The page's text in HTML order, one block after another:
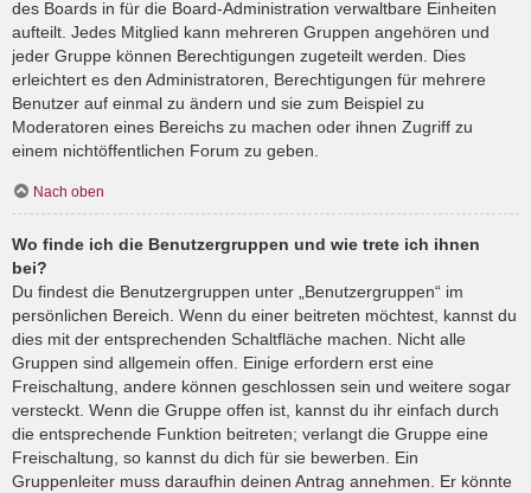
des Boards in für die Board-Administration verwaltbare Einheiten
aufteilt. Jedes Mitglied kann mehreren Gruppen angehören und
jeder Gruppe können Berechtigungen zugeteilt werden. Dies
erleichtert es den Administratoren, Berechtigungen für mehrere
Benutzer auf einmal zu ändern und sie zum Beispiel zu
Moderatoren eines Bereichs zu machen oder ihnen Zugriff zu
einem nichtöffentlichen Forum zu geben.
Nach oben
Wo finde ich die Benutzergruppen und wie trete ich ihnen
bei?
Du findest die Benutzergruppen unter „Benutzergruppen“ im
persönlichen Bereich. Wenn du einer beitreten möchtest, kannst du
dies mit der entsprechenden Schaltfläche machen. Nicht alle
Gruppen sind allgemein offen. Einige erfordern erst eine
Freischaltung, andere können geschlossen sein und weitere sogar
versteckt. Wenn die Gruppe offen ist, kannst du ihr einfach durch
die entsprechende Funktion beitreten; verlangt die Gruppe eine
Freischaltung, so kannst du dich für sie bewerben. Ein
Gruppenleiter muss daraufhin deinen Antrag annehmen. Er könnte